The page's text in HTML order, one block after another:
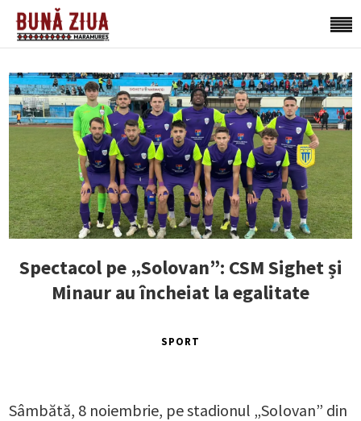
Spectacol pe „Solovan”: CSM Sighet și
Minaur au încheiat la egalitate
SPORT
Sâmbătă, 8 noiembrie, pe stadionul „Solovan” din